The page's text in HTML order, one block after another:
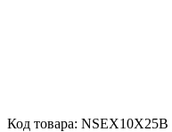
Код товара: NSEX10X25B